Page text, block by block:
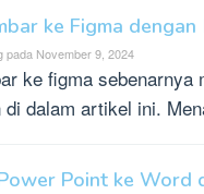
ke Figma dengan
pada November 9, 2024
ke figma
di dalam artikel ini.
Point ke Word